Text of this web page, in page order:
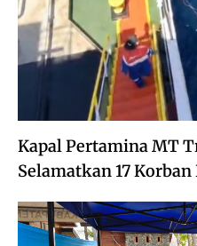
Kapal Pertamina MT
Selamatkan 17